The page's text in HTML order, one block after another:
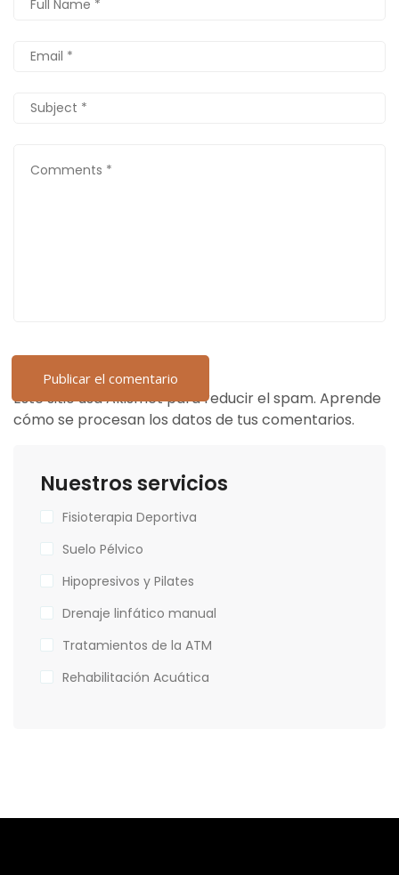
Este sitio usa Akismet para reducir el spam. Aprende
cómo se procesan los datos de tus comentarios.
Nuestros servicios
Fisioterapia Deportiva
Suelo Pélvico
Hipopresivos y Pilates
Drenaje linfático manual
Tratamientos de la ATM
Rehabilitación Acuática